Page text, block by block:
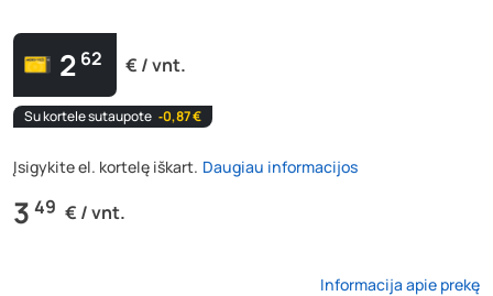
2 62 € / vnt.
Su kortele sutaupote ‐0,87 €
Įsigykite el. kortelę iškart. Daugiau informacijos
3 49 € / vnt.
Informacija apie prekę